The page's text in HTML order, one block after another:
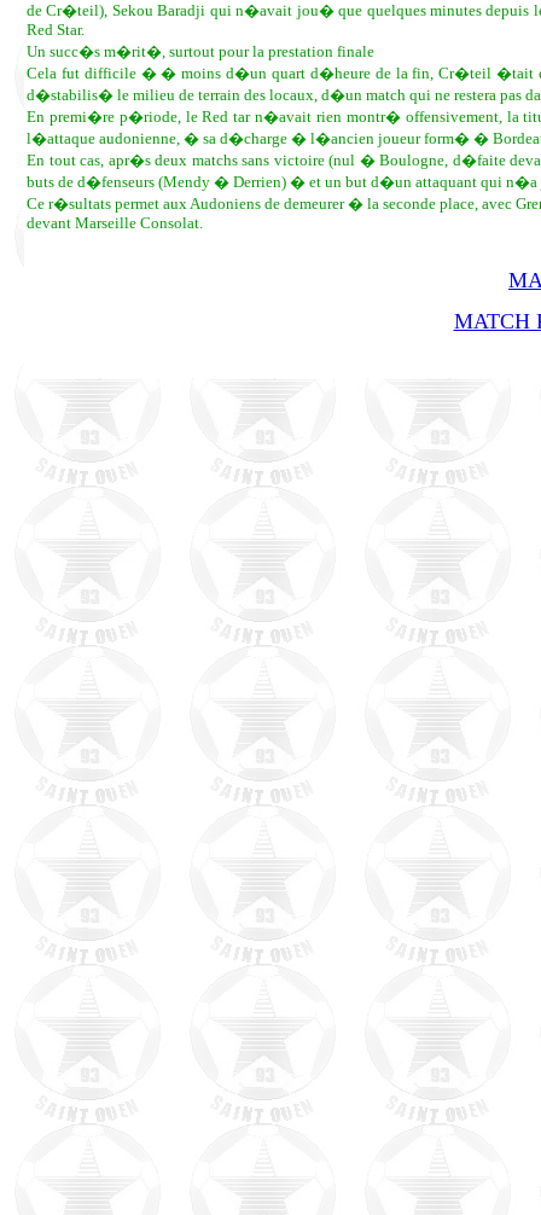
de Cr�teil), Sekou Baradji qui n�avait jou� que quelques minutes
Red Star.
Un succ�s m�rit�, surtout pour la prestation finale
Cela fut difficile � � moins d�un quart d�heure de la fin, Cr�teil �tait
d�stabilis� le milieu de terrain des locaux, d�un match qui ne restera pas
En premi�re p�riode, le Red tar n�avait rien montr� offensivement, la
l�attaque audonienne, � sa d�charge � l�ancien joueur form� �
En tout cas, apr�s deux matchs sans victoire (nul � Boulogne, d�faite
buts de d�fenseurs (Mendy � Derrien) � et un but d�un attaquant qui n�a
Ce r�sultats permet aux Audoniens de demeurer � la seconde place, avec
devant Marseille Consolat.
MATCH